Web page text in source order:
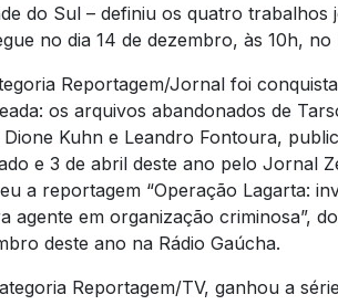
do Sul – definiu os quatro
no dia 14 de dezembro, às 10h,
Reportagem/Jornal foi
os arquivos abandonados de
Dione Kuhn e Leandro Fontoura,
e 3 de abril deste ano pelo Jornal
a reportagem “Operação Lagarta:
agente em organização criminosa”,
deste ano na Rádio Gaúcha.
Reportagem/TV, ganhou a